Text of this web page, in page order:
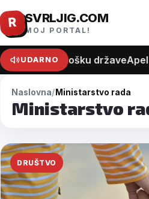
Pređi
na
sadržaj
R SVRLJIG.COM
MOJ PORTAL!
UDARNO
recept o trošku državeApel
Naslovna Ministarstvo rada
Ministarstvo
DRUŠTVO